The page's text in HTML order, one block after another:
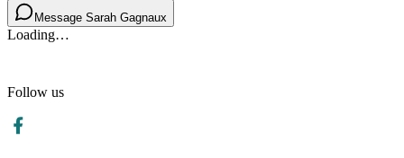
Message Sarah Gagnaux
Loading…
Follow us